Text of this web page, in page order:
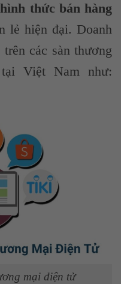
hình thức bán hàng
lẻ hiện đại. Doanh
các sàn thương
Việt Nam như:
mại điện tử